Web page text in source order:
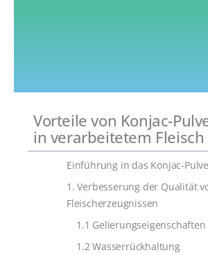
Vorteile von Konjac-
in verarbeitetem Fleisch
Einführung in das Konjac-
1. Verbesserung der Qualität
Fleischerzeugnissen
1.1 Gelierungseigenschaften
1.2 Wasserrückhaltung